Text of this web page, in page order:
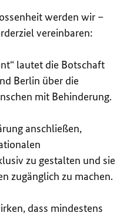
werden wir –
vereinbaren:
lautet die Botschaft
Berlin über die
mit Behinderung.
anschließen,
zu gestalten und sie
zugänglich zu machen.
dass mindestens